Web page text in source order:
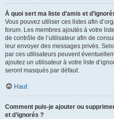
À quoi sert ma liste d’amis et
Vous pouvez utiliser ces listes afin
forum. Les membres ajoutés à votre
de contrôle de l’utilisateur afin de
leur envoyer des messages privés.
par ces utilisateurs peuvent
ajoutez un utilisateur à votre liste
seront masqués par défaut.
Haut
Comment puis-je ajouter ou
et d’ignorés ?